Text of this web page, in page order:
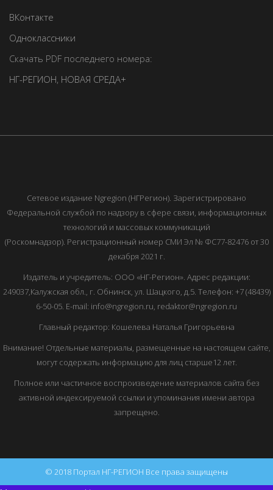
ВКонтакте
Одноклассники
Скачать PDF последнего номера:
НГ-РЕГИОН, НОВАЯ СРЕДА+
Сетевое издание Ngregion (НГРегион). Зарегистрировано
Федеральной службой по надзору в сфере связи, информационных
технологий и массовых коммуникаций
(Роскомнадзор). Регистрационный номер СМИ Эл № ФС77-82476 от 30
декабря 2021 г.
Издатель и учредитель: ООО «НГ-Регион». Адрес редакции:
249037,Калужская обл., г. Обнинск, ул. Шацкого, д.5. Телефон: +7 (48439)
6-50-05. E-mail: info@ngregion.ru, redaktor@ngregion.ru
Главный редактор: Кошелева Наталья Григорьевна
Внимание! Отдельные материалы, размещенные на настоящем сайте,
могут содержать информацию для лиц старше12 лет.
Полное или частичное воспроизведение материалов сайта без
активной индексируемой ссылки и упоминания имени автора
запрещено.
© 2018 Портал НГ-РЕГИОН Все права защищены